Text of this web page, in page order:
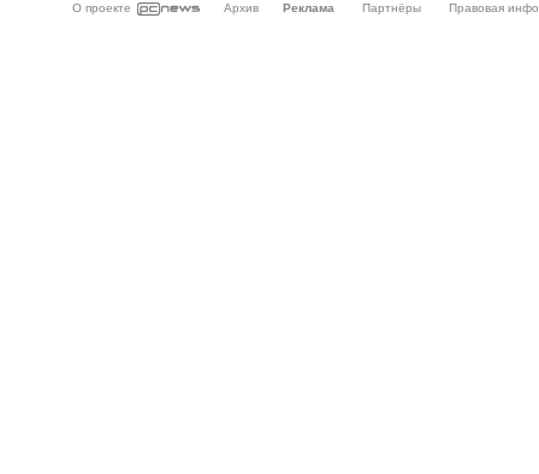
О проекте Архив Реклама Партнёры Правовая